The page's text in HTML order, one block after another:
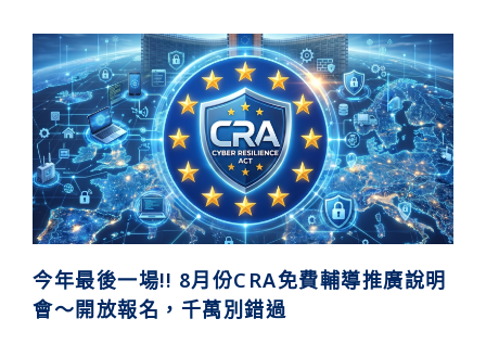
今年最後一場!! 8月份CRA免費輔導推廣說明
會～開放報名，千萬別錯過